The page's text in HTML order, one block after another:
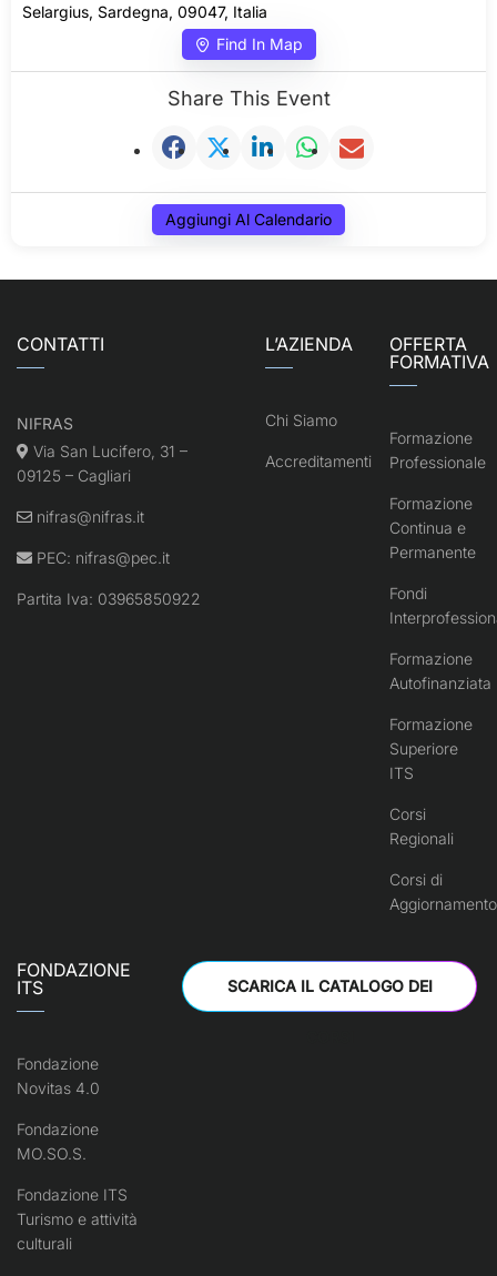
Selargius, Sardegna, 09047, Italia
Find In Map
Share This Event
Aggiungi Al Calendario
CONTATTI
NIFRAS
Via San Lucifero, 31 –
09125 – Cagliari
nifras@nifras.it
PEC: nifras@pec.it
Partita Iva: 03965850922
L’AZIENDA
Chi Siamo
Accreditamenti
OFFERTA
FORMATIVA
Formazione
Professionale
Formazione
Continua e
Permanente
Fondi
Formazione
Autofinanziata
Formazione
Superiore
ITS
Corsi
Regionali
Corsi di
Aggiornamento
FONDAZIONE
ITS
Fondazione
Novitas 4.0
Fondazione
MO.SO.S.
Fondazione ITS
Turismo e attività
culturali
SCARICA IL CATALOGO DEI